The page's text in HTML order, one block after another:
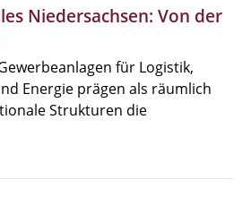
Niedersachsen: Von der
für Logistik,
Energie prägen als räumlich
Strukturen die